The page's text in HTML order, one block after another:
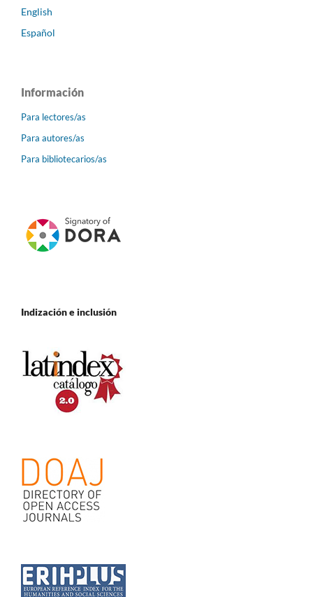
English
Español
Información
Para lectores/as
Para autores/as
Para bibliotecarios/as
Indización e inclusión